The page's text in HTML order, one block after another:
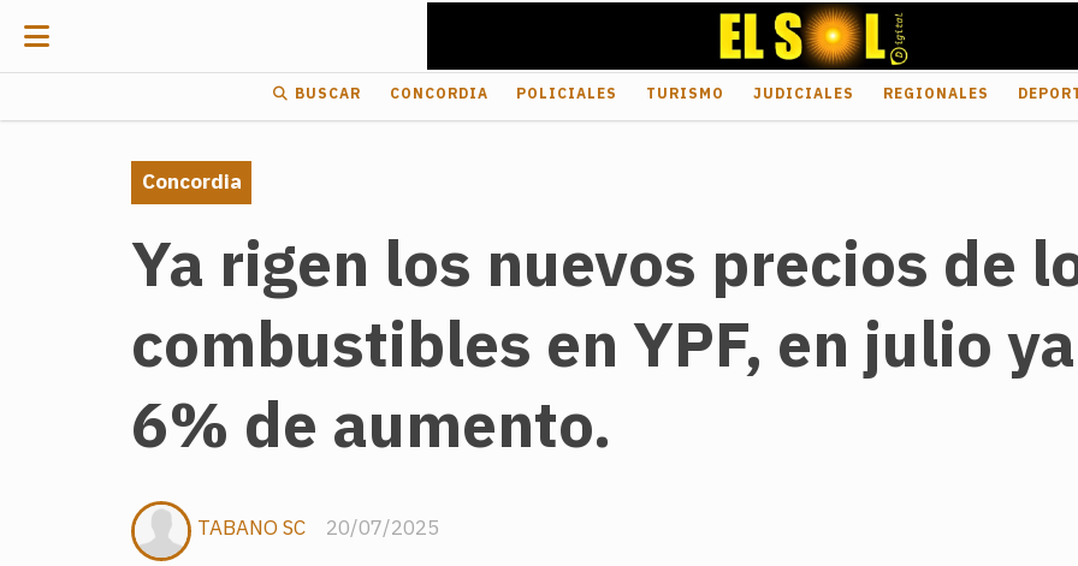
BUSCAR CONCORDIA POLICIALES TURISMO JUDICIALES REGIONALES
Ya rigen los nuevos precios de
combustibles en YPF, en julio
6% de aumento.
Concordia
20/07/2025
TABANO SC